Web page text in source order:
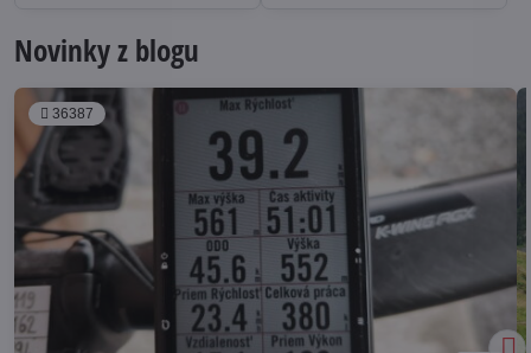
Novinky z blogu
36387